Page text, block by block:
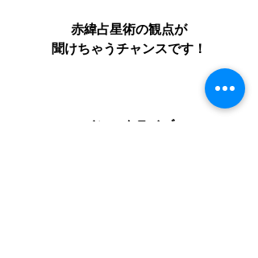
赤緯占星術の観点が
聞けちゃうチャンスです！